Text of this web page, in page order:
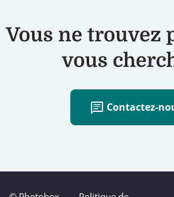
Vous ne trouvez
vous
chat Contactez-